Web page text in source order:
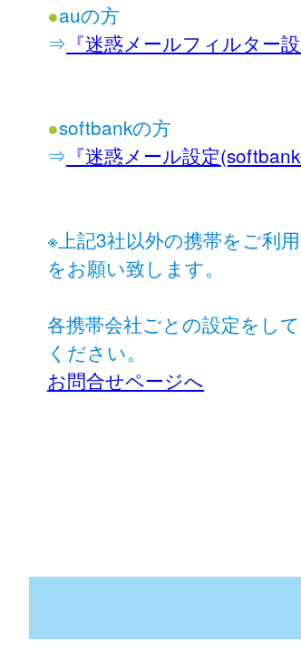
●auの方
⇒ 『迷惑メールフィルター
●softbankの方
⇒ 『迷惑メール設定
※上記3社以外の携帯をご利
をお願い致します。
各携帯会社ごとの設定をし
ください。
お問合せページへ